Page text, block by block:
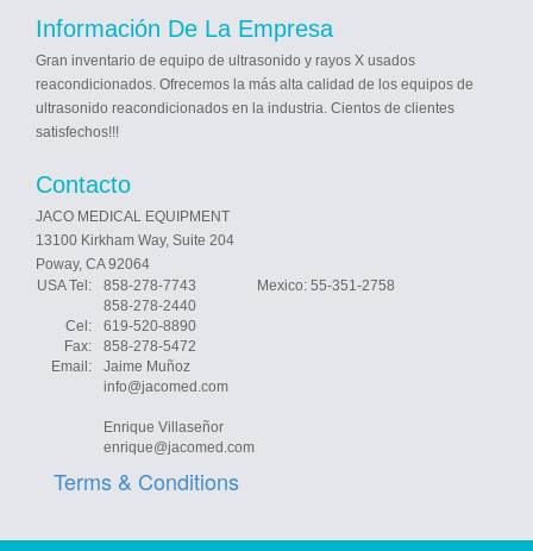
Información De La Empresa
Gran inventario de equipo de ultrasonido y rayos X usados
reacondicionados. Ofrecemos la más alta calidad de los equipos de
ultrasonido ​​reacondicionados en la industria. Cientos de clientes
satisfechos!!!
Contacto
JACO MEDICAL EQUIPMENT
13100 Kirkham Way, Suite 204
Poway, CA 92064
USA Tel:
858-278-7743 Mexico: 55-351-2758
858-278-2440
Cel:
619-520-8890
Fax:
858-278-5472
Email:
Jaime Muñoz
info@jacomed.com
Enrique Villaseñor
enrique@jacomed.com
Terms & Conditions